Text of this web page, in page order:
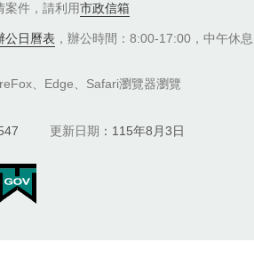
案件，請利用市政信箱
公日曆表 ，辦公時間：8:00-17:00，中午休息
、Edge、Safari瀏覽器瀏覽
更新日期 115年8月3日